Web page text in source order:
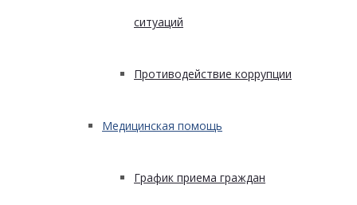
ситуаций
Противодействие коррупции
Медицинская помощь
График приема граждан